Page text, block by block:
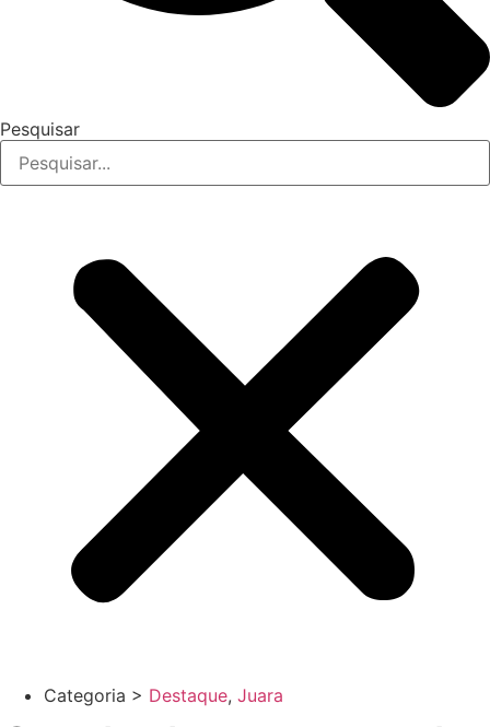
Pesquisar
Categoria > Destaque, Juara